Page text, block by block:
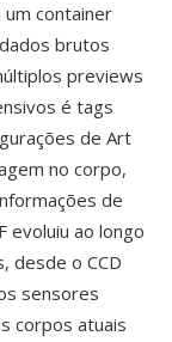
container
brutos
previews
é tags
de Art
no corpo,
de
evoluiu ao longo
desde o CCD
sensores
corpos atuais